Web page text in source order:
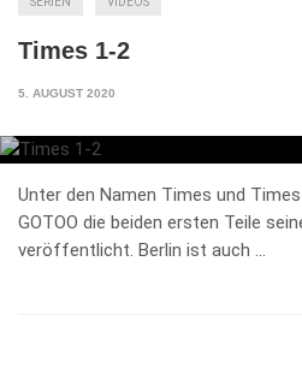
Times 1-2
5. AUGUST 2020
Unter den Namen Times und
GOTOO die beiden ersten Teile
veröffentlicht. Berlin ist auch …